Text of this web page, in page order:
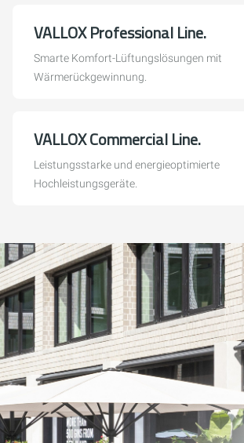
VALLOX Professional Line.
Smarte Komfort-Lüftungslösungen mit
Wärmerückgewinnung.
VALLOX Commercial Line.
Leistungsstarke und energieoptimierte
Hochleistungsgeräte.